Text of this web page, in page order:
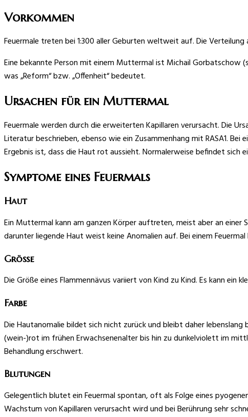
Vorkommen
Feuermale treten bei 1:300 aller Geburten weltweit auf. Die
Eine bekannte Person mit einem Muttermal ist Michail Gorbatschow
was „Reform“ bzw. „Offenheit“ bedeutet.
Ursachen für ein Muttermal
Feuermale werden durch die erweiterten Kapillaren verursacht. Die
Literatur beschrieben, ebenso wie ein Zusammenhang mit RASA1.
Ergebnis ist, dass die Haut rot aussieht. Normalerweise befindet sich
Symptome eines Feuermals
Haut
Ein Muttermal kann am ganzen Körper auftreten, meist aber an einer
darunter liegende Haut weist keine Anomalien auf. Bei einem
Größe
Die Größe eines Flammennävus variiert von Kind zu Kind. Es kann
Farbe
Die Hautanomalie bildet sich nicht zurück und bleibt daher
(wein-)rot im frühen Erwachsenenalter bis hin zu dunkelviolett im
Behandlung erschwert.
Blutungen
Gelegentlich blutet ein Feuermal spontan, oft als Folge eines
Wachstum von Kapillaren verursacht wird und bei Berührung sehr